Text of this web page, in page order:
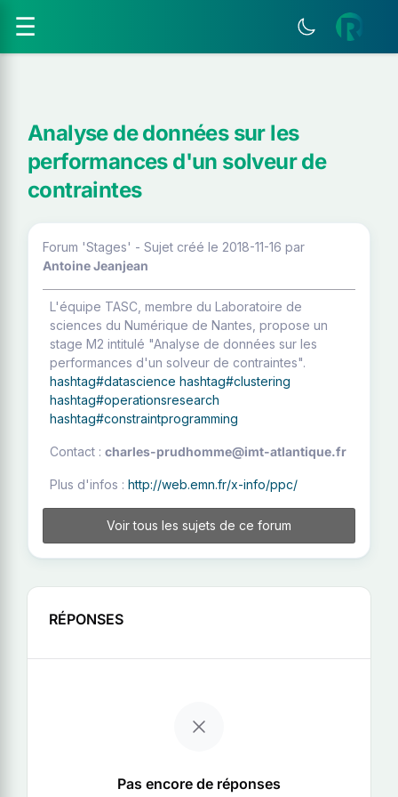
☰
Analyse de données sur les
performances d'un solveur de
contraintes
Forum 'Stages' - Sujet créé le 2018-11-16 par
Antoine Jeanjean
L'équipe TASC, membre du Laboratoire de
sciences du Numérique de Nantes, propose un
stage M2 intitulé "Analyse de données sur les
performances d'un solveur de contraintes".
hashtag#datascience hashtag#clustering
hashtag#operationsresearch
hashtag#constraintprogramming
Contact : charles-prudhomme@imt-atlantique.fr
Plus d'infos : http://web.emn.fr/x-info/ppc/
Voir tous les sujets de ce forum
RÉPONSES
Pas encore de réponses